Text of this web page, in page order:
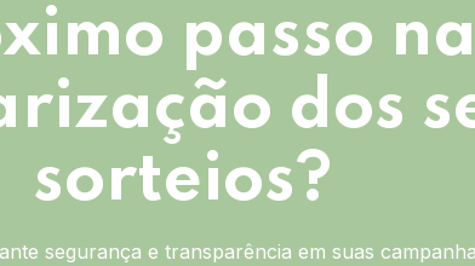
passo na
dos
sorteios?
segurança e transparência em suas